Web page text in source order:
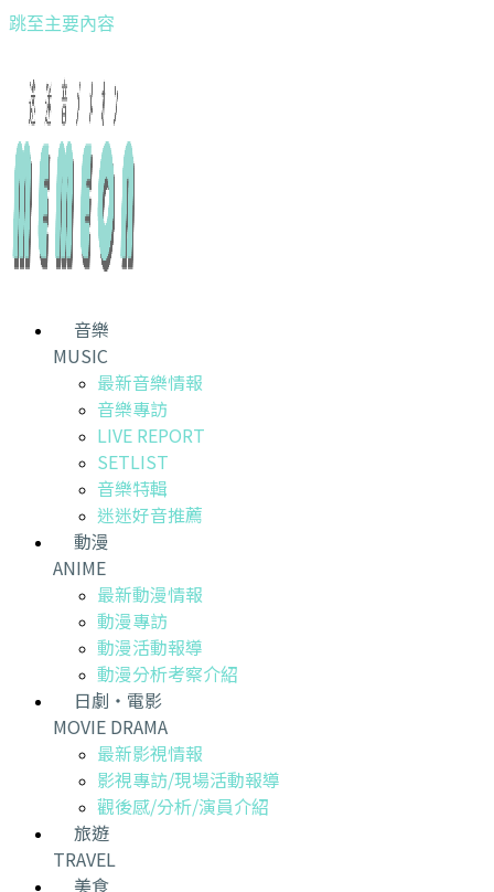
跳至主要內容
音樂
MUSIC
最新音樂情報
音樂專訪
LIVE REPORT
SETLIST
音樂特輯
迷迷好音推薦
動漫
ANIME
最新動漫情報
動漫專訪
動漫活動報導
動漫分析考察介紹
日劇・電影
MOVIE DRAMA
最新影視情報
影視專訪/現場活動報導
觀後感/分析/演員介紹
旅遊
TRAVEL
美食